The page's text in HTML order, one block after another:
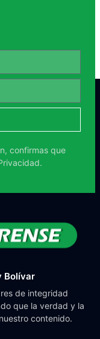
confirmas que
Bolívar
de integridad
que la verdad y la
contenido.